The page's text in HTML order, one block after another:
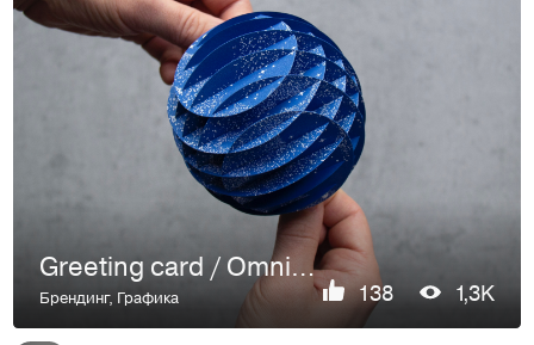
Greeting card / Omnicomm
Брендинг, Графика 138 1,3K